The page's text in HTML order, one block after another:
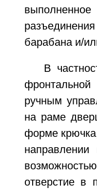
барабана и/
В
фронтальной
ручным
на раме
форме
отверстие в